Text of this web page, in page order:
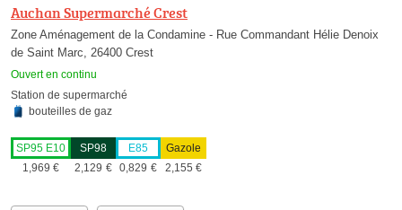
Auchan Supermarché Crest
Zone Aménagement de la Condamine - Rue Commandant Hélie Denoix
de Saint Marc, 26400 Crest
Ouvert en continu
Station de supermarché
bouteilles de gaz
SP95 E10
1,969 €
SP98
2,129 €
E85
0,829 €
Gazole
2,155 €